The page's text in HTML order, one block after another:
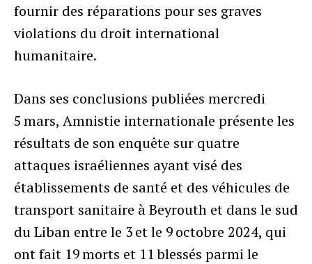
fournir des réparations pour ses graves
violations du droit international
humanitaire.
Dans ses conclusions publiées mercredi
5 mars, Amnistie internationale présente les
résultats de son enquête sur quatre
attaques israéliennes ayant visé des
établissements de santé et des véhicules de
transport sanitaire à Beyrouth et dans le sud
du Liban entre le 3 et le 9 octobre 2024, qui
ont fait 19 morts et 11 blessés parmi le